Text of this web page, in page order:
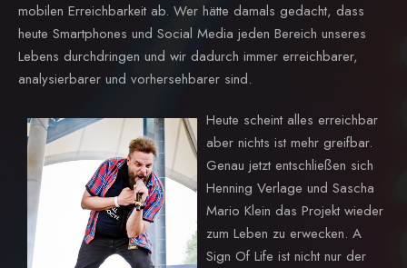
mobilen Erreichbarkeit ab. Wer hätte damals gedacht, dass
heute Smartphones und Social Media jeden Bereich unseres
Lebens durchdringen und wir dadurch immer erreichbarer,
analysierbarer und vorhersehbarer sind.
Heute scheint alles erreichbar
aber nichts ist mehr greifbar.
Genau jetzt entschließen sich
Henning Verlage und Sascha
Mario Klein das Projekt wieder
zum Leben zu erwecken. A
Sign Of Life ist nicht nur der